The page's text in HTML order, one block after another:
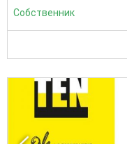
Собственник